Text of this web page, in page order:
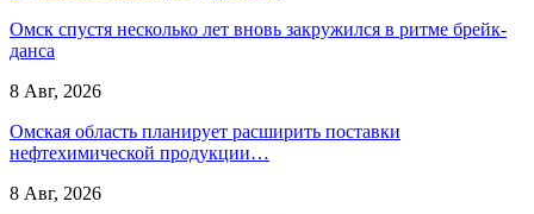
Омск спустя несколько лет вновь закружился в ритме брейк-
данса
8 Авг, 2026
Омская область планирует расширить поставки
нефтехимической продукции…
8 Авг, 2026